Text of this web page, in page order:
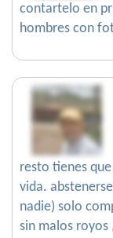
contartelo en
hombres con
resto tienes
vida.
nadie) solo
sin malos royos